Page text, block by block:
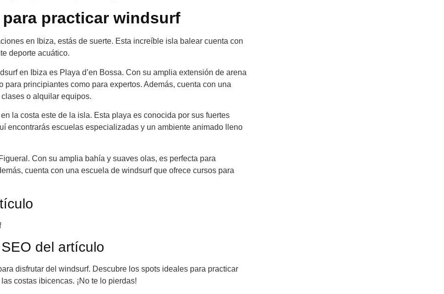
practicar windsurf
en Ibiza, estás de suerte. Esta increíble isla balear cuenta con
deporte acuático.
en Ibiza es Playa d’en Bossa. Con su amplia extensión de arena
principiantes como para expertos. Además, cuenta con una
o alquilar equipos.
la costa este de la isla. Esta playa es conocida por sus fuertes
encontrarás escuelas especializadas y un ambiente animado lleno
Con su amplia bahía y suaves olas, es perfecta para
cuenta con una escuela de windsurf que ofrece cursos para
del artículo
disfrutar del windsurf. Descubre los spots ideales para practicar
costas ibicencas. ¡No te lo pierdas!